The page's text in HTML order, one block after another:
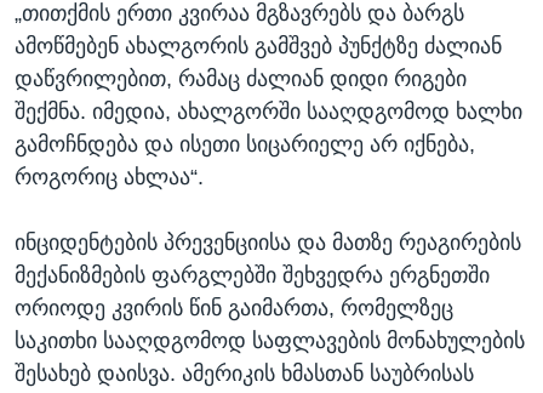
„თითქმის ერთი კვირაა მგზავრებს და ბარგს
ამოწმებენ ახალგორის გამშვებ პუნქტზე ძალიან
დაწვრილებით, რამაც ძალიან დიდი რიგები
შექმნა. იმედია, ახალგორში სააღდგომოდ ხალხი
გამოჩნდება და ისეთი სიცარიელე არ იქნება,
როგორიც ახლაა“.
ინციდენტების პრევენციისა და მათზე რეაგირების
მექანიზმების ფარგლებში შეხვედრა ერგნეთში
ორიოდე კვირის წინ გაიმართა, რომელზეც
საკითხი სააღდგომოდ საფლავების მონახულების
შესახებ დაისვა. ამერიკის ხმასთან საუბრისას